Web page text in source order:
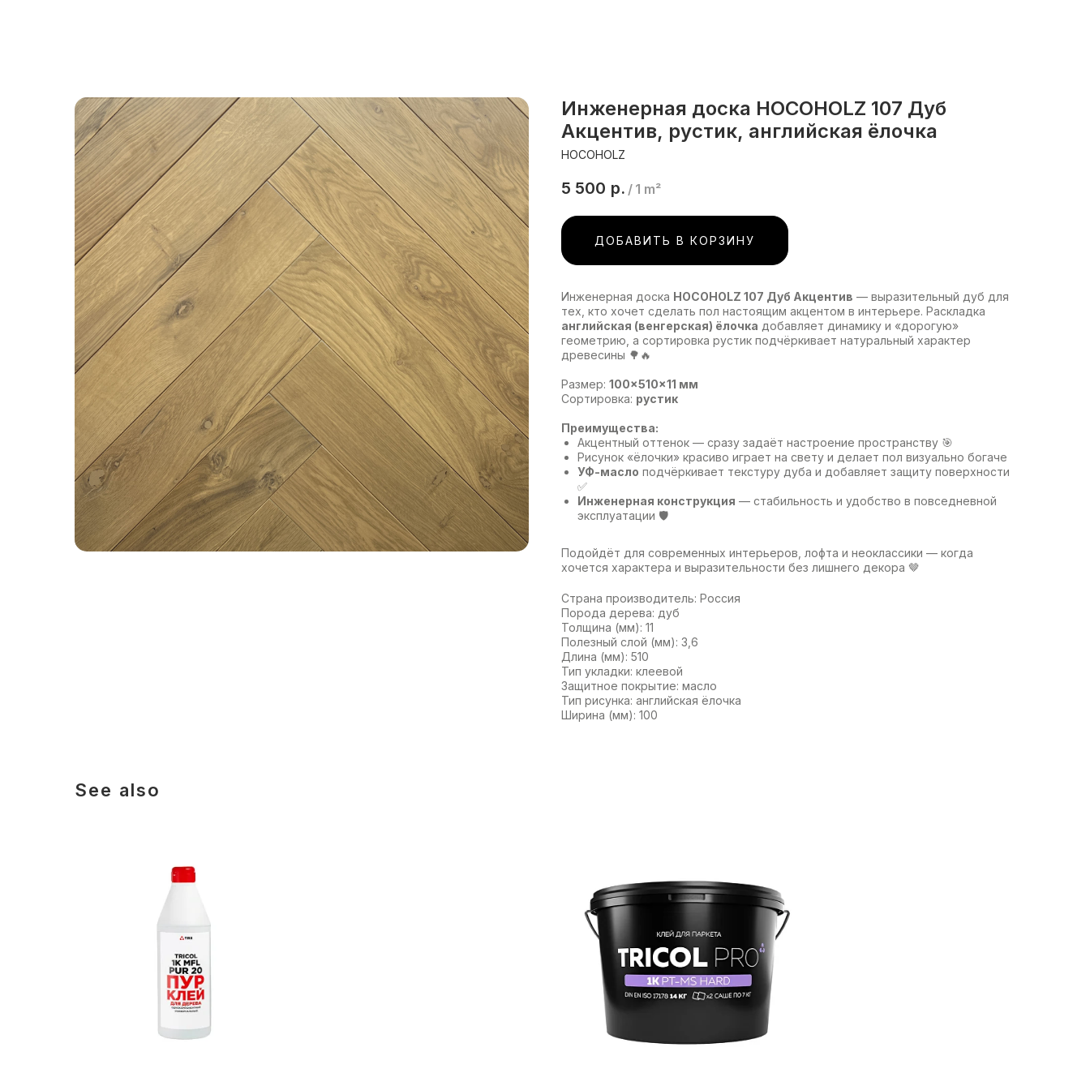
Инженерная доска HOCOHOLZ 107 Дуб
Акцентив, рустик, английская ёлочка
HOCOHOLZ
5 500 р. / 1 m²
ДОБАВИТЬ В КОРЗИНУ
Инженерная доска HOCOHOLZ 107 Дуб Акцентив — выразительный дуб для
тех, кто хочет сделать пол настоящим акцентом в интерьере. Раскладка
английская (венгерская) ёлочка добавляет динамику и «дорогую»
геометрию, а сортировка рустик подчёркивает натуральный характер
древесины 🌳🔥
Размер: 100×510×11 мм
Сортировка: рустик
Преимущества:
Акцентный оттенок — сразу задаёт настроение пространству 🎯
Рисунок «ёлочки» красиво играет на свету и делает пол визуально богаче
УФ-масло подчёркивает текстуру дуба и добавляет защиту поверхности
✅
Инженерная конструкция — стабильность и удобство в повседневной
эксплуатации 🛡️
Подойдёт для современных интерьеров, лофта и неоклассики — когда
хочется характера и выразительности без лишнего декора 🤎
Страна производитель: Россия
Порода дерева: дуб
Толщина (мм): 11
Полезный слой (мм): 3,6
Длина (мм): 510
Тип укладки: клеевой
Защитное покрытие: масло
Тип рисунка: английская ёлочка
Ширина (мм): 100
See also